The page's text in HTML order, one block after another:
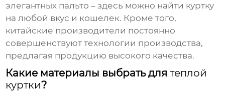
элегантных пальто – здесь можно найти куртку
на любой вкус и кошелек. Кроме того,
китайские производители постоянно
совершенствуют технологии производства,
предлагая продукцию высокого качества.
Какие материалы выбрать длятеплой
куртки?